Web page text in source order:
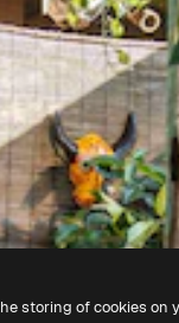
storing of cookies on